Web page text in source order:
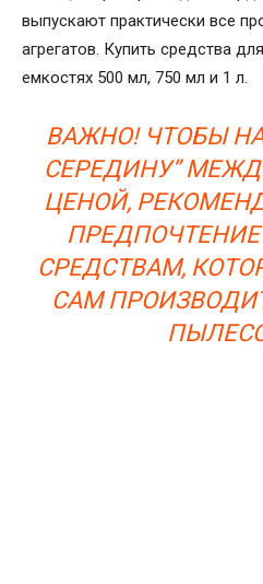
выпускают практически все
агрегатов. Купить средства
емкостях 500 мл, 750 мл и 1 л.
ВАЖНО! ЧТОБЫ
СЕРЕДИНУ”
ЦЕНОЙ,
СРЕДСТВАМ,
САМ